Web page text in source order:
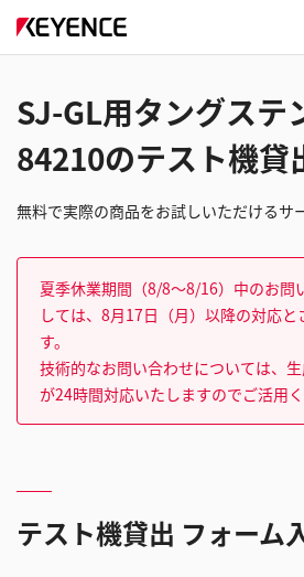
SJ-GL用タングステ
84210のテスト機貸
無料で実際の商品をお試しいただけるサ
夏季休業期間（8/8～8/16）中のお問
しては、8月17日（月）以降の対応と
す。
技術的なお問い合わせについては、
が24時間対応いたしますのでご活用く
テスト機貸出 フォーム